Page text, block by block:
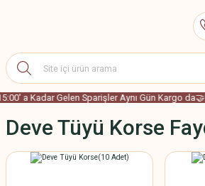
a Kadar Gelen Sparişler Aynı Gün Kargo da
Deve Tüyü Korse